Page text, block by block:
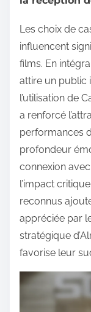
Les choix de
influencent
films. En
attire un public
l’utilisation de
a renforcé
performances
profondeur
connexion
l’impact
reconnus
appréciée par
stratégique
favorise leur